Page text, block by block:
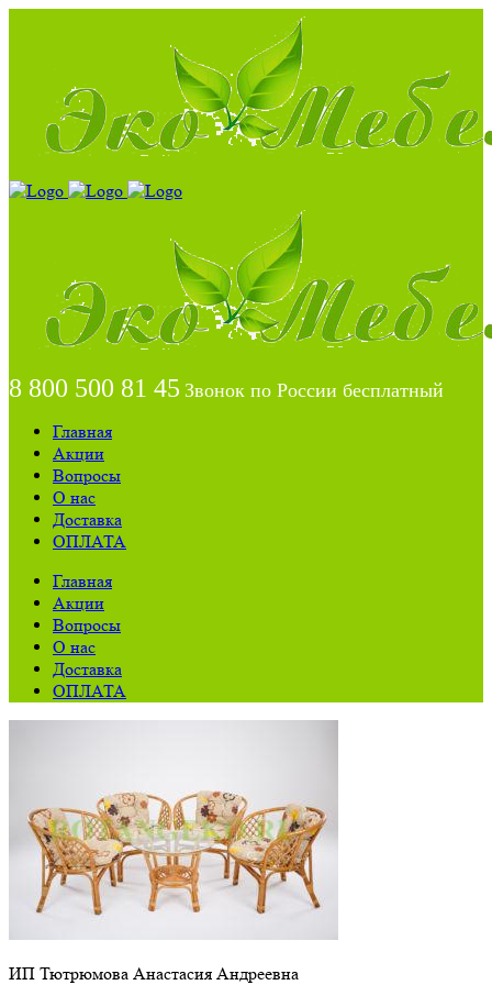
8 800 500 81 45 Звонок по России бесплатный
Главная
Акции
Вопросы
О нас
Доставка
ОПЛАТА
Главная
Акции
Вопросы
О нас
Доставка
ОПЛАТА
ИП Тютрюмова Анастасия Андреевна